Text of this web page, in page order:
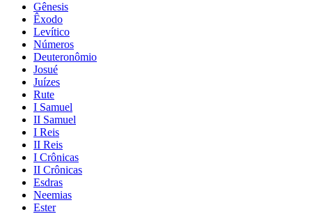
Gênesis
Êxodo
Levítico
Números
Deuteronômio
Josué
Juízes
Rute
I Samuel
II Samuel
I Reis
II Reis
I Crônicas
II Crônicas
Esdras
Neemias
Ester